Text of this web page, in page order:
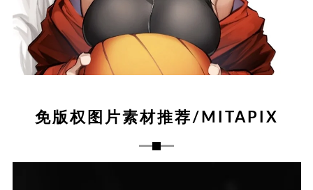
免版权图片素材推荐/MITAPIX